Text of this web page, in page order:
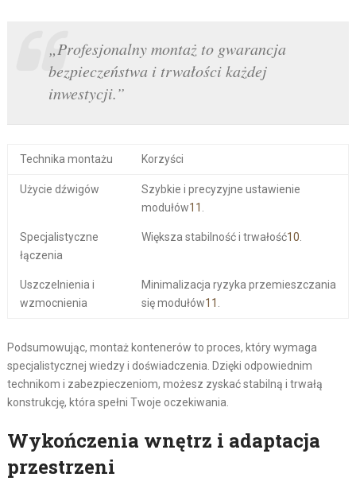
„Profesjonalny montaż to gwarancja
bezpieczeństwa i trwałości każdej
inwestycji.”
Technika montażu Korzyści
Użycie dźwigów
Szybkie i precyzyjne ustawienie
modułów11 .
Specjalistyczne
łączenia
Większa stabilność i trwałość10.
Uszczelnienia i
wzmocnienia
Minimalizacja ryzyka przemieszczania
się modułów11 .
Podsumowując, montaż kontenerów to proces, który wymaga
specjalistycznej wiedzy i doświadczenia. Dzięki odpowiednim
technikom i zabezpieczeniom, możesz zyskać stabilną i trwałą
konstrukcję, która spełni Twoje oczekiwania.
Wykończenia wnętrz i adaptacja
przestrzeni